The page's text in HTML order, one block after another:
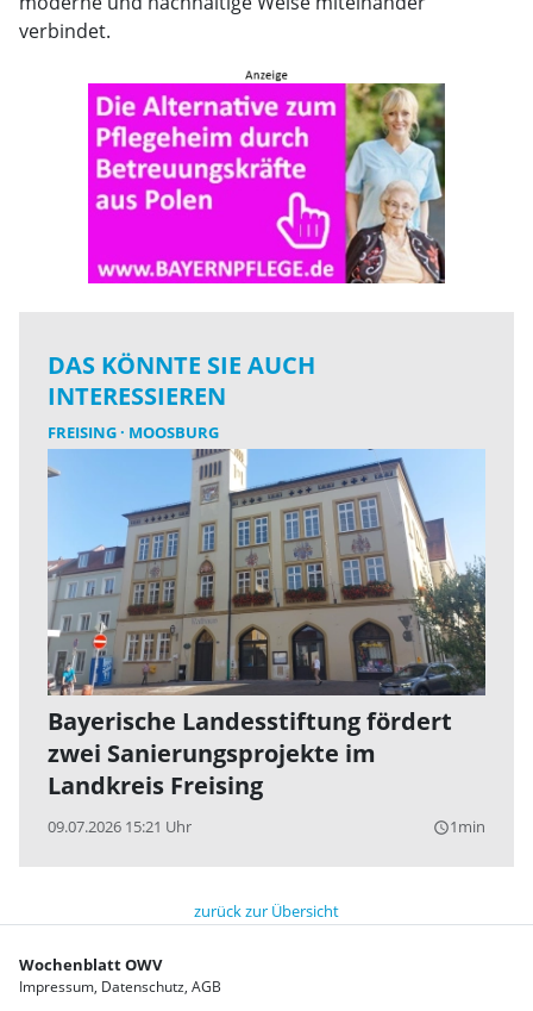
verbindet.
DAS KÖNNTE SIE AUCH
INTERESSIEREN
FREISING MOOSBURG
Bayerische Landesstiftung fördert
zwei Sanierungsprojekte im
Landkreis Freising
09.07.2026 15:21 Uhr query_builder1min
zurück zur Übersicht
Wochenblatt OWV
Impressum Datenschutz AGB